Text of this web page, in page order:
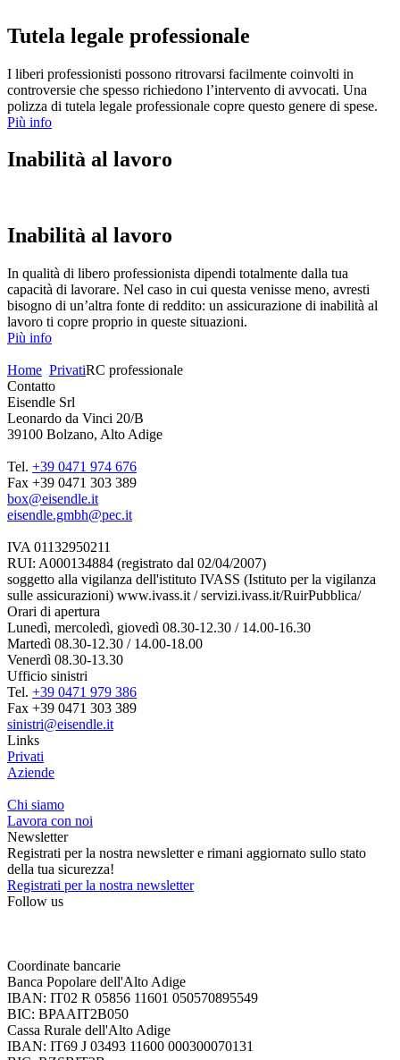
Tutela legale professionale
I liberi professionisti possono ritrovarsi facilmente coinvolti in
controversie che spesso richiedono l’intervento di avvocati. Una
polizza di tutela legale professionale copre questo genere di spese.
Più info
Inabilità al lavoro
Inabilità al lavoro
In qualità di libero professionista dipendi totalmente dalla tua
capacità di lavorare. Nel caso in cui questa venisse meno, avresti
bisogno di un’altra fonte di reddito: un assicurazione di inabilità al
lavoro ti copre proprio in queste situazioni.
Più info
Home PrivatiRC professionale
Contatto
Eisendle Srl
Leonardo da Vinci 20/B
39100 Bolzano, Alto Adige
Tel. +39 0471 974 676
Fax +39 0471 303 389
box@eisendle.it
eisendle.gmbh@pec.it
IVA 01132950211
RUI: A000134884 (registrato dal 02/04/2007)
soggetto alla vigilanza dell'istituto IVASS (Istituto per la vigilanza
sulle assicurazioni) www.ivass.it / servizi.ivass.it/RuirPubblica/
Orari di apertura
Lunedì, mercoledì, giovedì 08.30-12.30 / 14.00-16.30
Martedì 08.30-12.30 / 14.00-18.00
Venerdì 08.30-13.30
Ufficio sinistri
Tel. +39 0471 979 386
Fax +39 0471 303 389
sinistri@eisendle.it
Links
Privati
Aziende
Chi siamo
Lavora con noi
Newsletter
Registrati per la nostra newsletter e rimani aggiornato sullo stato
della tua sicurezza!
Registrati per la nostra newsletter
Follow us
Coordinate bancarie
Banca Popolare dell'Alto Adige
IBAN: IT02 R 05856 11601 050570895549
BIC: BPAAIT2B050
Cassa Rurale dell'Alto Adige
IBAN: IT69 J 03493 11600 000300070131